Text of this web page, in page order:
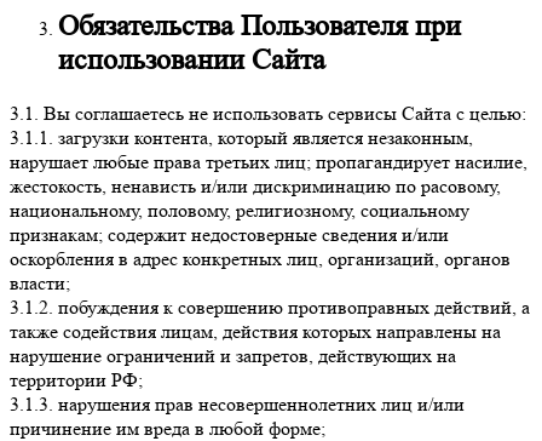
Обязательства Пользователя при
использовании Сайта
3.1. Вы соглашаетесь не использовать сервисы Сайта с целью:
3.1.1. загрузки контента, который является незаконным,
нарушает любые права третьих лиц; пропагандирует насилие,
жестокость, ненависть и/или дискриминацию по расовому,
национальному, половому, религиозному, социальному
признакам; содержит недостоверные сведения и/или
оскорбления в адрес конкретных лиц, организаций, органов
власти;
3.1.2. побуждения к совершению противоправных действий, а
также содействия лицам, действия которых направлены на
нарушение ограничений и запретов, действующих на
территории РФ;
3.1.3. нарушения прав несовершеннолетних лиц и/или
причинение им вреда в любой форме;